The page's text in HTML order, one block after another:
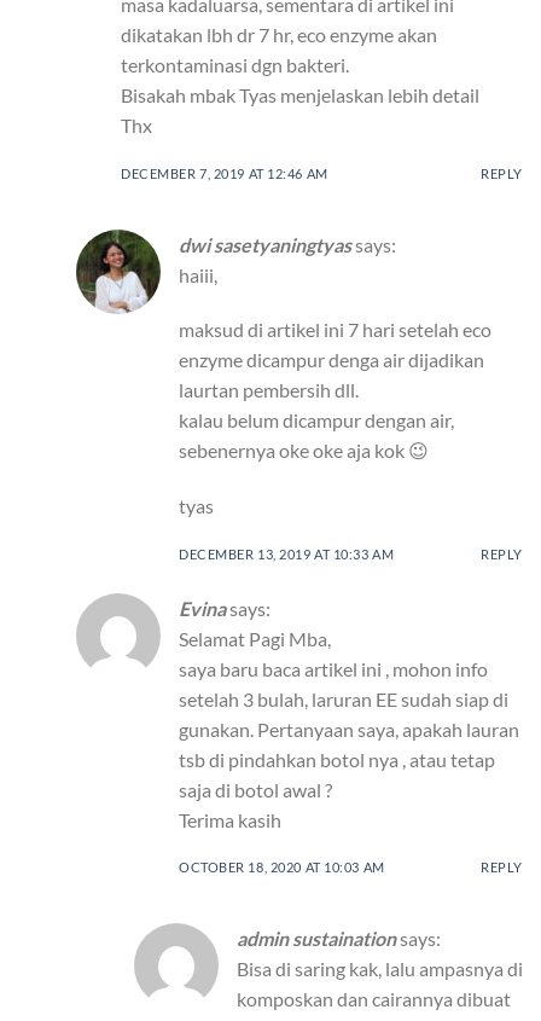
dikatakan lbh dr 7 hr, eco enzyme akan
terkontaminasi dgn bakteri.
Bisakah mbak Tyas menjelaskan lebih detail
Thx
DECEMBER 7, 2019 AT 12:46 AM REPLY
dwi sasetyaningtyassays:
haiii,
maksud di artikel ini 7 hari setelah eco
enzyme dicampur denga air dijadikan
laurtan pembersih dll.
kalau belum dicampur dengan air,
sebenernya oke oke aja kok 😉
tyas
DECEMBER 13, 2019 AT 10:33 AM REPLY
Evinasays:
Selamat Pagi Mba,
saya baru baca artikel ini , mohon info
setelah 3 bulah, laruran EE sudah siap di
gunakan. Pertanyaan saya, apakah lauran
tsb di pindahkan botol nya , atau tetap
saja di botol awal ?
Terima kasih
OCTOBER 18, 2020 AT 10:03 AM REPLY
admin sustainationsays:
Bisa di saring kak, lalu ampasnya di
komposkan dan cairannya dibuat